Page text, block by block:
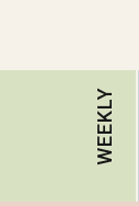
WEEKLY